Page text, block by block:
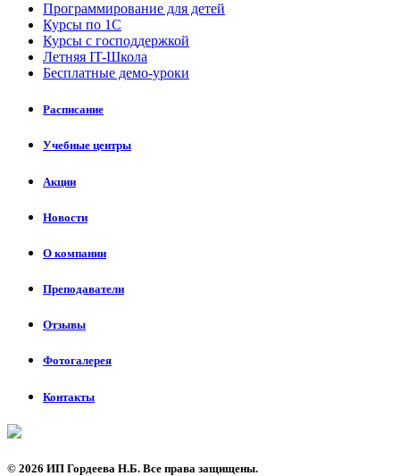
Программирование для детей
Курсы по 1С
Курсы с господдержкой
Летняя IT-Школа
Бесплатные демо-уроки
Расписание
Учебные центры
Акции
Новости
О компании
Преподаватели
Отзывы
Фотогалерея
Контакты
© 2026 ИП Гордеева Н.Б. Все права защищены.